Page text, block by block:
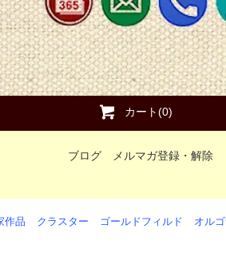
カート(0)
ブログ メルマガ登録・解除
作品 クラスター ゴールドフィルド オル